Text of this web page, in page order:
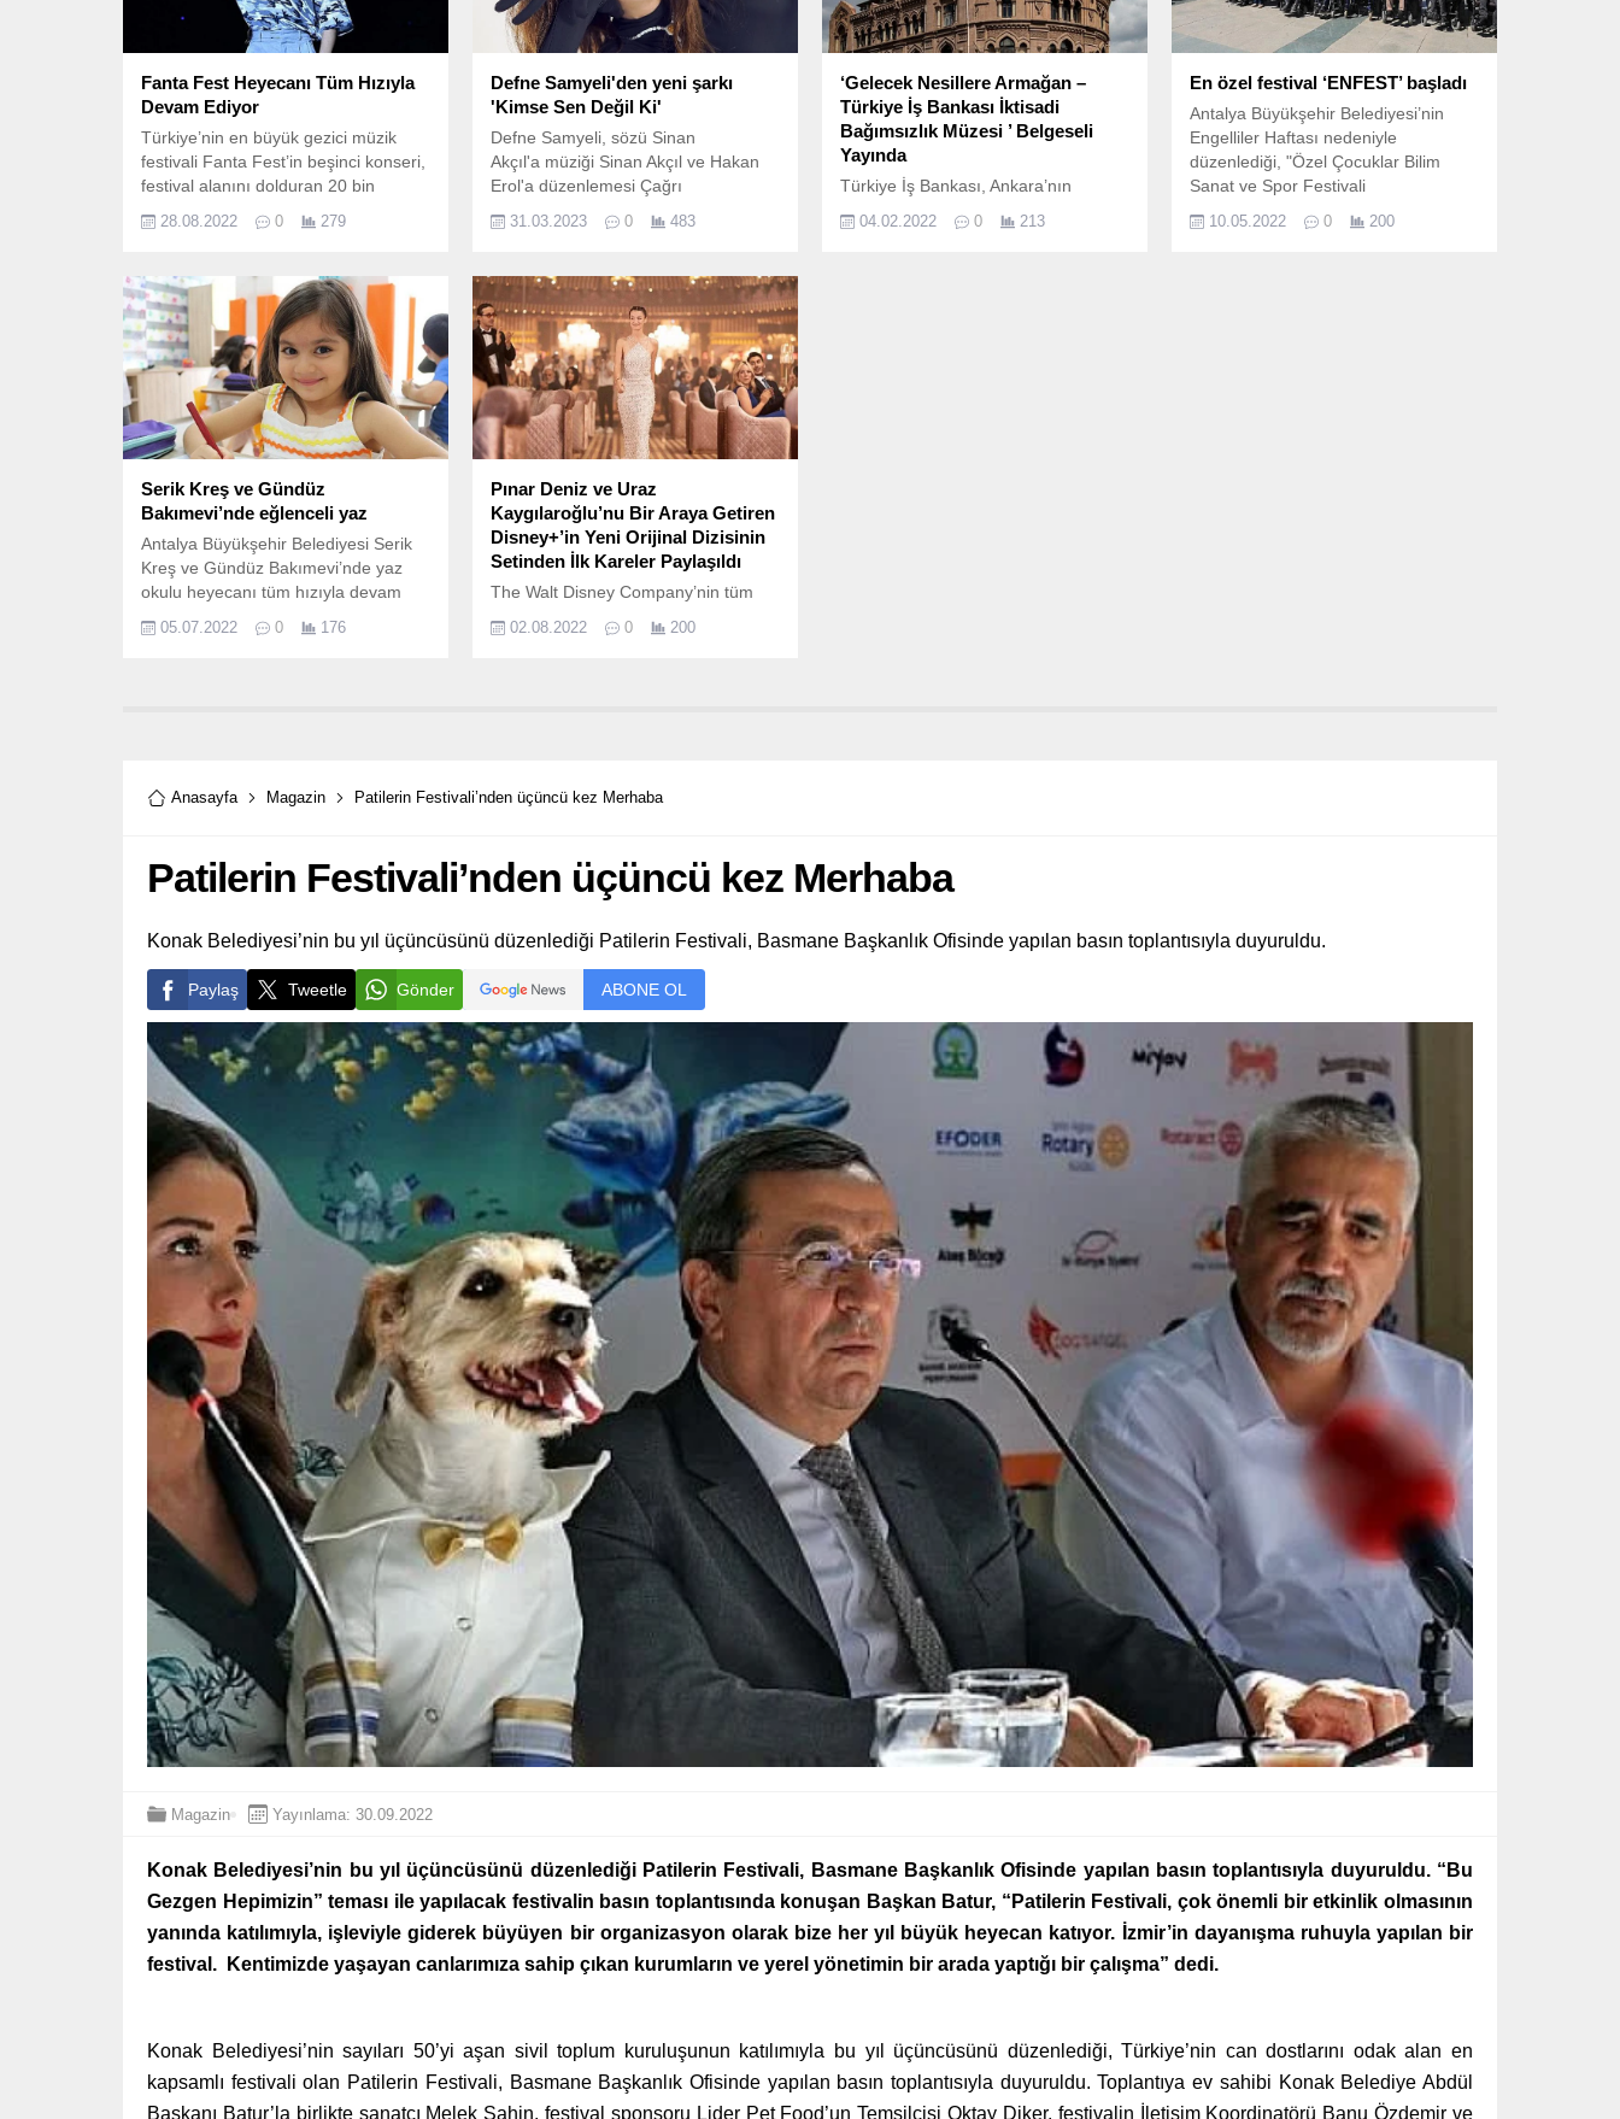
Fanta Fest Heyecanı Tüm Hızıyla
Devam Ediyor
Türkiye’nin en büyük gezici müzik
festivali Fanta Fest’in beşinci konseri,
festival alanını dolduran 20 bin
Şanlıurfa’da gerçekleşti.
28.08.2022 0 279
Defne Samyeli'den yeni şarkı
'Kimse Sen Değil Ki'
Defne Samyeli, sözü Sinan
Akçıl'a müziği Sinan Akçıl ve Hakan
Erol'a düzenlemesi Çağrı
Ki" şarkısını dinleyicilerle buluşturdu.
31.03.2023 0 483
‘Gelecek Nesillere Armağan –
Türkiye İş Bankası İktisadi
Bağımsızlık Müzesi ’ Belgeseli
Yayında
Türkiye İş Bankası, Ankara’nın
mimar Giulio Mongeri’nin imzasını
04.02.2022 0 213
En özel festival ‘ENFEST’ başladı
Antalya Büyükşehir Belediyesi’nin
Engelliler Haftası nedeniyle
düzenlediği, "Özel Çocuklar Bilim
Sanat ve Spor Festivali
sunuldu.
10.05.2022 0 200
Serik Kreş ve Gündüz
Bakımevi’nde eğlenceli yaz
Antalya Büyükşehir Belediyesi Serik
Kreş ve Gündüz Bakımevi’nde yaz
okulu heyecanı tüm hızıyla devam
05.07.2022 0 176
Pınar Deniz ve Uraz
Kaygılaroğlu’nu Bir Araya Getiren
Disney+’in Yeni Orijinal Dizisinin
Setinden İlk Kareler Paylaşıldı
The Walt Disney Company’nin tüm
dijital yayın platformu Disney+ orijinal
02.08.2022 0 200
Anasayfa Magazin Patilerin Festivali’nden üçüncü kez Merhaba
Patilerin Festivali’nden üçüncü kez Merhaba
Konak Belediyesi’nin bu yıl üçüncüsünü düzenlediği Patilerin Festivali, Basmane Başkanlık Ofisinde yapılan basın toplantısıyla duyuruldu.
Paylaş Tweetle Gönder ABONE OL
Magazin Yayınlama: 30.09.2022
Konak Belediyesi’nin bu yıl üçüncüsünü düzenlediği Patilerin Festivali, Basmane Başkanlık Ofisinde yapılan basın toplantısıyla duyuruldu. “Bu
Gezgen Hepimizin” teması ile yapılacak festivalin basın toplantısında konuşan Başkan Batur, “Patilerin Festivali, çok önemli bir etkinlik olmasının
yanında katılımıyla, işleviyle giderek büyüyen bir organizasyon olarak bize her yıl büyük heyecan katıyor. İzmir’in dayanışma ruhuyla yapılan bir
festival. Kentimizde yaşayan canlarımıza sahip çıkan kurumların ve yerel yönetimin bir arada yaptığı bir çalışma” dedi.
Konak Belediyesi’nin sayıları 50’yi aşan sivil toplum kuruluşunun katılımıyla bu yıl üçüncüsünü düzenlediği, Türkiye’nin can dostlarını odak alan en
kapsamlı festivali olan Patilerin Festivali, Basmane Başkanlık Ofisinde yapılan basın toplantısıyla duyuruldu. Toplantıya ev sahibi Konak Belediye Abdül
Başkanı Batur’la birlikte sanatçı Melek Şahin, festival sponsoru Lider Pet Food’un Temsilcisi Oktay Diker, festivalin İletişim Koordinatörü Banu Özdemir ve